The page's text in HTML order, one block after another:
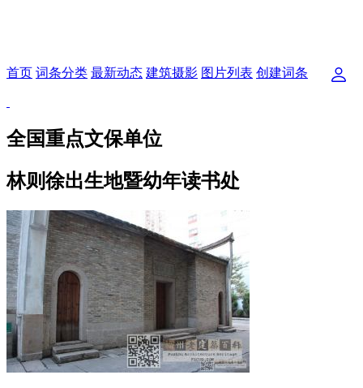
首页 词条分类 最新动态 建筑摄影 图片列表 创建词条
全国重点文保单位
林则徐出生地暨幼年读书处